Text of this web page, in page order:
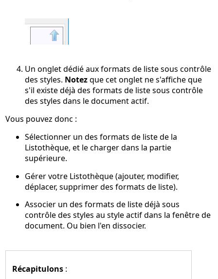
Un onglet dédié aux formats de liste sous contrôle
des styles. Notezque cet onglet ne s'affiche que
s'il existe déjà des formats de liste sous contrôle
des styles dans le document actif.
Vous pouvez donc :
Sélectionner un des formats de liste de la
Listothèque, et le charger dans la partie
supérieure.
Gérer votre Listothèque (ajouter, modifier,
déplacer, supprimer des formats de liste).
Associer un des formats de liste déjà sous
contrôle des styles au style actif dans la fenêtre de
document. Ou bien l'en dissocier.
Récapitulons :